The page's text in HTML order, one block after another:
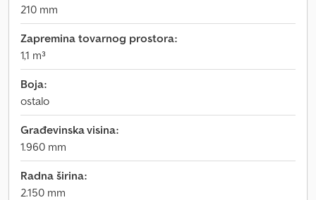
210 mm
Zapremina tovarnog prostora:
1,1 m³
Boja:
ostalo
Građevinska visina:
1.960 mm
Radna širina:
2.150 mm